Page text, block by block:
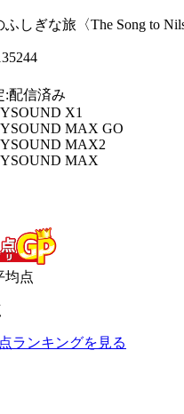
しぎな旅〈The Song to Nils
:配信済み
X1
MAX GO
MAX2
MAX
均点
ランキングを見る